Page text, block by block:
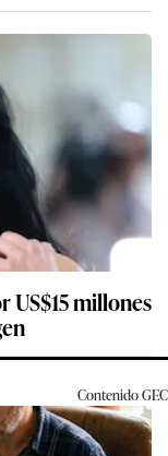
US$15 millones
ContenidoGEC